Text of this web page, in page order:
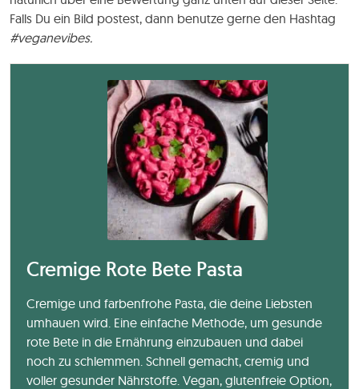
Falls Du ein Bild postest, dann benutze gerne den Hashtag
#veganevibes.
Cremige Rote Bete Pasta
Cremige und farbenfrohe Pasta, die deine Liebsten
umhauen wird. Eine einfache Methode, um gesunde
rote Bete in die Ernährung einzubauen und dabei
noch zu schlemmen. Schnell gemacht, cremig und
voller gesunder Nährstoffe. Vegan, glutenfreie Option,